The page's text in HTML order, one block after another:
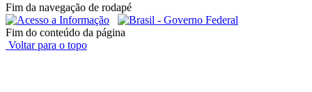
Fim da navegação de rodapé
Fim do conteúdo da página
Voltar para o topo